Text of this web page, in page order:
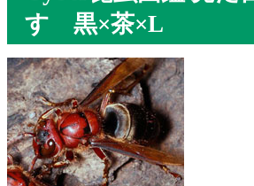
す 黒×茶×L